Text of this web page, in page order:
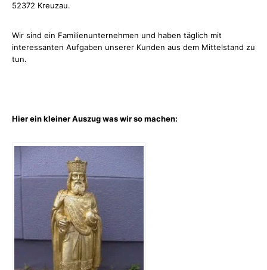
52372 Kreuzau.
Wir sind ein Familienunternehmen und haben täglich mit
interessanten Aufgaben unserer Kunden aus dem Mittelstand zu
tun.
Hier ein kleiner Auszug was wir so machen: